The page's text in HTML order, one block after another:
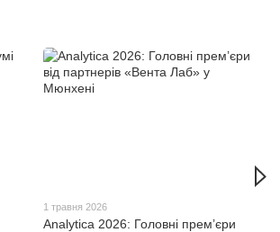
1 травня 2026
Analytica 2026: Головні прем’єри